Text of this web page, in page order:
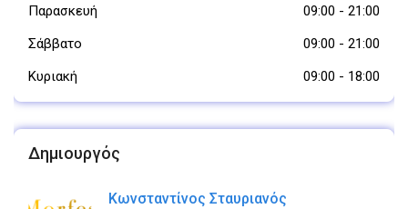
Παρασκευή 09:00 - 21:00
Σάββατο
09:00 - 21:00
Κυριακή
09:00 - 18:00
Δημιουργός
Κωνσταντίνος Σταυριανός